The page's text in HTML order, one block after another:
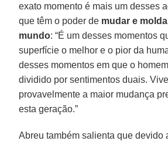
exato momento é mais um desses
que têm o poder de mudar e
mundo: “É um desses momentos
superfície o melhor e o pior da
desses momentos em que o
dividido por sentimentos duais.
provavelmente a maior mudança
esta geração.”
Abreu também salienta que devido